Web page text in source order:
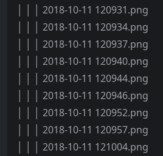
│ │ │ 2018-10-11 120931.png
│ │ │ 2018-10-11 120934.png
│ │ │ 2018-10-11 120937.png
│ │ │ 2018-10-11 120940.png
│ │ │ 2018-10-11 120944.png
│ │ │ 2018-10-11 120946.png
│ │ │ 2018-10-11 120952.png
│ │ │ 2018-10-11 120957.png
│ │ │ 2018-10-11 121004.png